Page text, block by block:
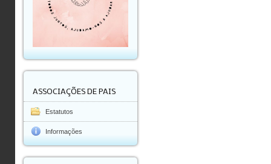
ASSOCIAÇÕES DE PAIS
Estatutos
Informações